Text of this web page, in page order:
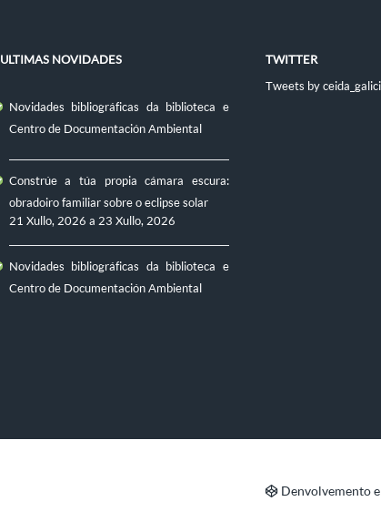
ULTIMAS NOVIDADES
Novidades bibliográficas da biblioteca e
Centro de Documentación Ambiental
Constrúe a túa propia cámara escura:
obradoiro familiar sobre o eclipse solar
21 Xullo, 2026 a 23 Xullo, 2026
Novidades bibliográficas da biblioteca e
Centro de Documentación Ambiental
TWITTER
Tweets by
Denvolvemento